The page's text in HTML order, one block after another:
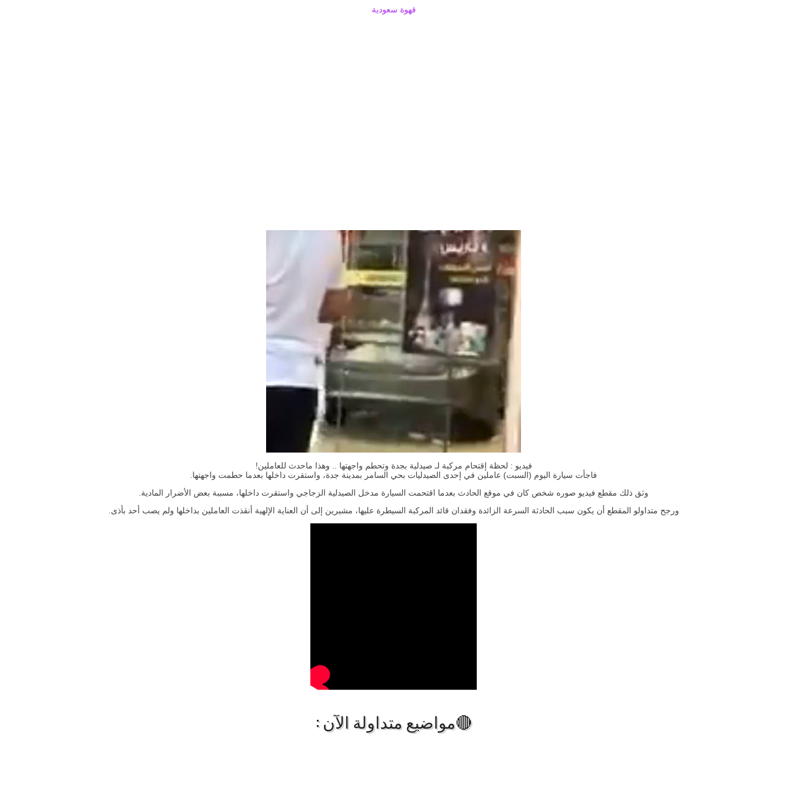
قهوة سعودية
فيديو : لحظة إقتحام مركبة لـ صيدلية بجدة وتحطم واجهتها .. وهذا ماحدث للعاملين!
فاجأت سيارة اليوم (السبت) عاملين في إحدى الصيدليات بحي السامر بمدينة جدة، واستقرت داخلها بعدما حطمت واجهتها.
وثق ذلك مقطع فيديو صوره شخص كان في موقع الحادث بعدما اقتحمت السيارة مدخل الصيدلية الزجاجي واستقرت داخلها، مسببة بعض الأضرار المادية.
ورجح متداولو المقطع أن يكون سبب الحادثة السرعة الزائدة وفقدان قائد المركبة السيطرة عليها، مشيرين إلى أن العناية الإلهية أنقذت العاملين بداخلها ولم يصب أحد بأذى.
🔴مواضيع متداولة الآن :